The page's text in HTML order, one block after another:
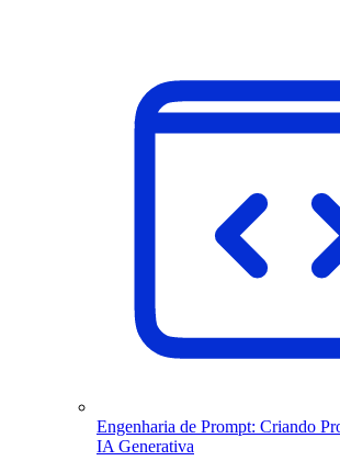
Engenharia de Prompt: Criando
IA Generativa